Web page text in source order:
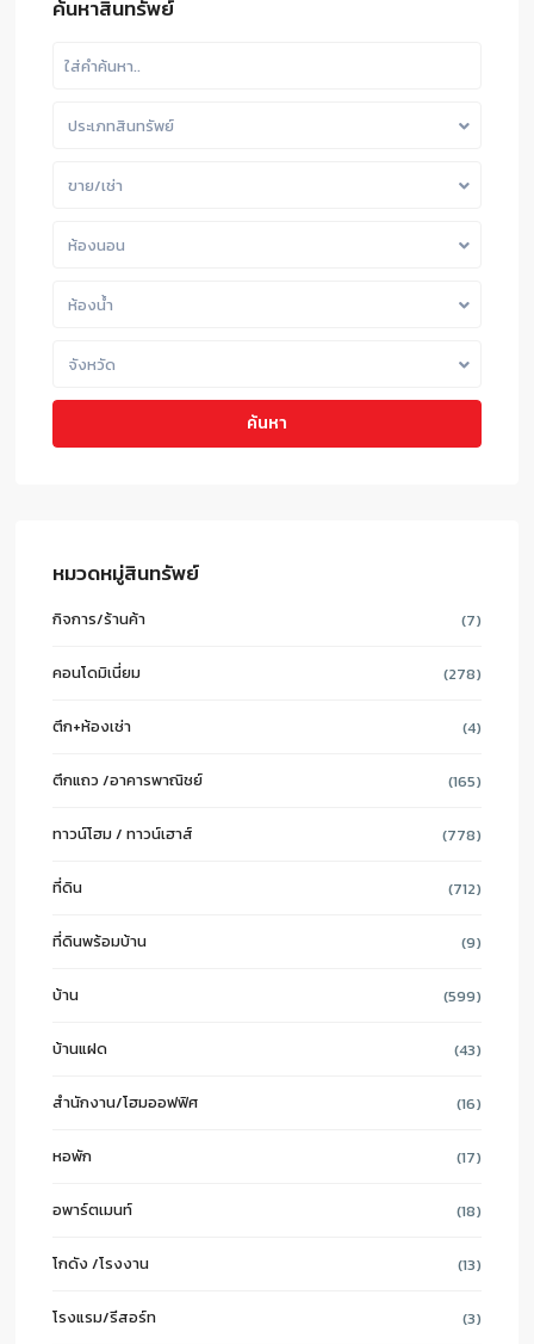
ค้นหาสินทรัพย์
ประเภทสินทรัพย์
ขาย/เช่า
ห้องนอน
ห้องน้ำ
จังหวัด
ค้นหา
หมวดหมู่สินทรัพย์
กิจการ/ร้านค้า (7)
คอนโดมิเนี่ยม (278)
ตึก+ห้องเช่า (4)
ตึกแถว /อาคารพาณิชย์ (165)
ทาวน์โฮม / ทาวน์เฮาส์ (778)
ที่ดิน (712)
ที่ดินพร้อมบ้าน (9)
บ้าน (599)
บ้านแฝด (43)
สำนักงาน/โฮมออฟฟิศ (16)
หอพัก (17)
อพาร์ตเมนท์ (18)
โกดัง /โรงงาน (13)
โรงแรม/รีสอร์ท (3)